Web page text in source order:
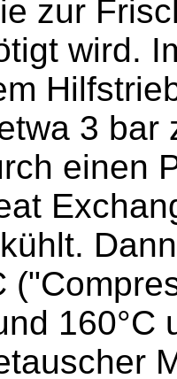
zur
wird.
3 bar
einen
160°C